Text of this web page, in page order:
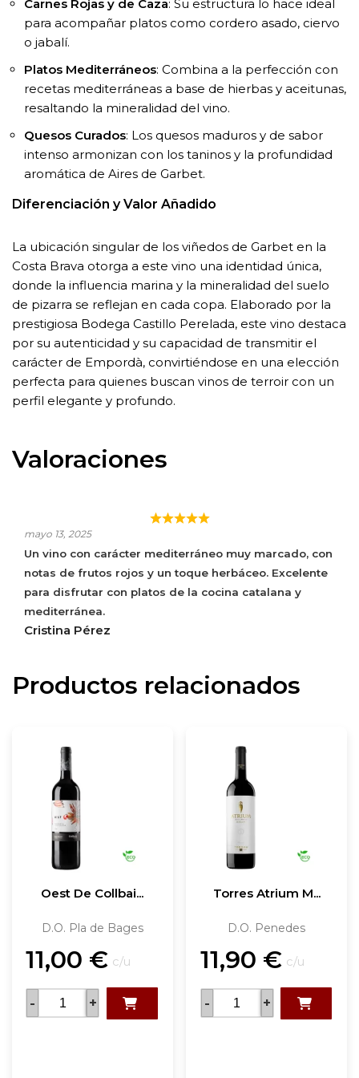
Carnes Rojas y de Caza: Su estructura lo hace ideal
para acompañar platos como cordero asado, ciervo
o jabalí.
Platos Mediterráneos: Combina a la perfección con
recetas mediterráneas a base de hierbas y aceitunas,
resaltando la mineralidad del vino.
Quesos Curados: Los quesos maduros y de sabor
intenso armonizan con los taninos y la profundidad
aromática de Aires de Garbet.
Diferenciación y Valor Añadido
La ubicación singular de los viñedos de Garbet en la
Costa Brava otorga a este vino una identidad única,
donde la influencia marina y la mineralidad del suelo
de pizarra se reflejan en cada copa. Elaborado por la
prestigiosa Bodega Castillo Perelada, este vino destaca
por su autenticidad y su capacidad de transmitir el
carácter de Empordà, convirtiéndose en una elección
perfecta para quienes buscan vinos de terroir con un
perfil elegante y profundo.
Valoraciones
mayo 13, 2025
Un vino con carácter mediterráneo muy marcado, con
notas de frutos rojos y un toque herbáceo. Excelente
para disfrutar con platos de la cocina catalana y
mediterránea.
Cristina Pérez
Productos relacionados
Oest De Collbai...
D.O. Pla de Bages
11,00 € c/u
- +
Torres Atrium M...
D.O. Penedes
11,90 € c/u
- +